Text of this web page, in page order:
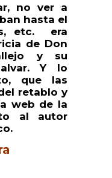
no ver a
hasta el
etc. era
de Don
y su
Y lo
que las
retablo y
web de la
al autor